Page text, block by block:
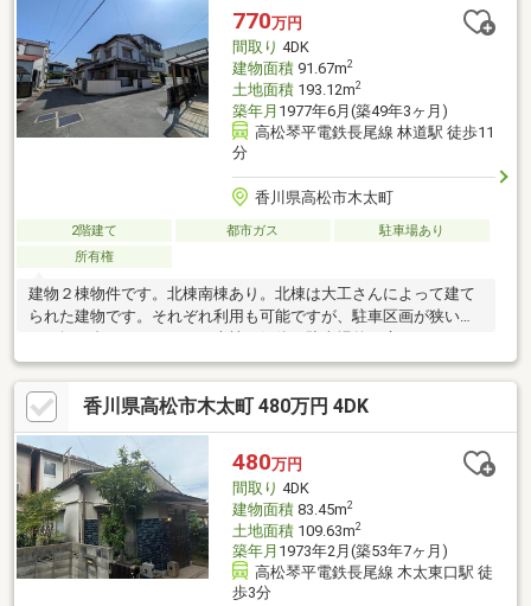
く生活空間に余裕あり！ （DK6、和6、和6、洋6、洋6、洋6）
ライフスタイルに柔軟に対応できる間取りです！！●駐車場は普
通車１台
770万円
間取り 4DK
建物面積91.67m2
土地面積193.12m2
築年月 1977年6月(築49年3ヶ月)
高松琴平電鉄長尾線 林道駅 徒歩11
分
香川県高松市木太町
2階建て 都市ガス
駐車場あり
所有権
建物２棟物件です。北棟南棟あり。北棟は大工さんによって建て
られた建物です。それぞれ利用も可能ですが、駐車区画が狭いた
め（軽１台ぎりぎり可？）南棟を解体し駐車場兼お庭としてのご
検討はいかがでしょうか？※北側建物は残置物多数あり、南側建
物は残置物なし（以前は賃貸として貸出されていました）建物２
棟物件内訳北側 土地９５．２２㎡ 建物１階６１．３２㎡、２
階３０．３５㎡合計９１．６７㎡の昭和５２年６月新築の木造瓦
葺２階建て南側 土地９７．９０㎡ 建物１階４９．２７㎡、２
階２５．６７㎡合計７４．９４㎡の昭和５０年３月新築の木造瓦
葺２階建て※土地面積は２区画合計面積（いずれも登記簿によ
る）
香川県高松市木太町 480万円 4DK
480万円
間取り 4DK
建物面積83.45m2
土地面積109.63m2
築年月 1973年2月(築53年7ヶ月)
高松琴平電鉄長尾線 木太東口駅 徒
歩3分